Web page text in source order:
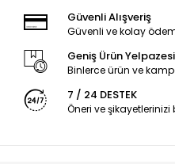
Güvenli Alışveriş
Güvenli ve kolay
Geniş Ürün Yelpazesi
Binlerce ürün ve
7 / 24 DESTEK
Öneri ve şikayetlerinizi